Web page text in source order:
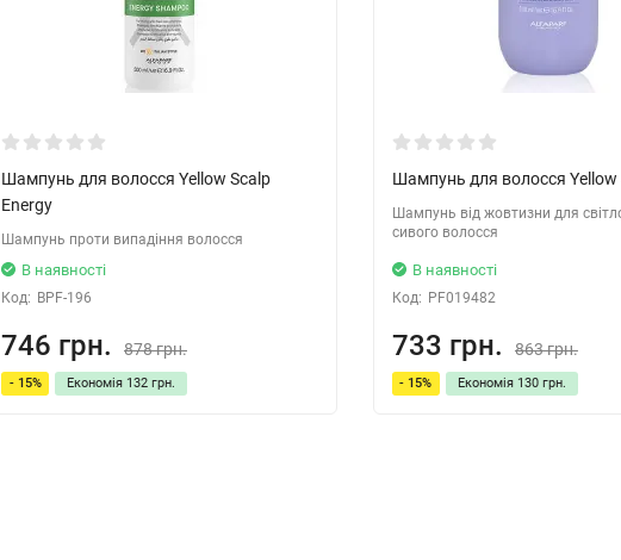
Шампунь для волосся Yellow Scalp
Energy
Шампунь проти випадіння волосся
В наявності
Код: BPF-196
746 грн. 878 грн.
- 15% Економія 132 грн.
Шампунь для волосся Yellow
Шампунь від жовтизни для
сивого волосся
В наявності
Код: PF019482
733 грн. 863 грн.
- 15% Економія 130 грн.